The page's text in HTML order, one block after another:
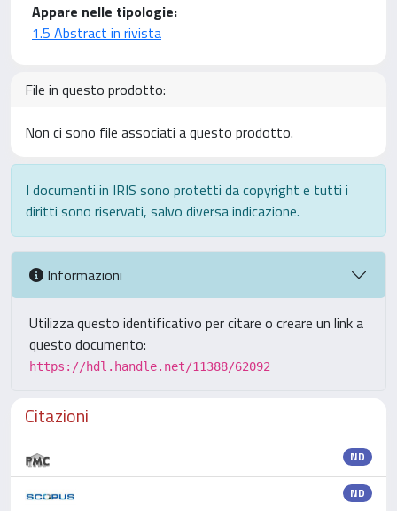
Appare nelle tipologie:
1.5 Abstract in rivista
File in questo prodotto:
Non ci sono file associati a questo prodotto.
I documenti in IRIS sono protetti da copyright e tutti i
diritti sono riservati, salvo diversa indicazione.
Informazioni
Utilizza questo identificativo per citare o creare un link a
questo documento:
https://hdl.handle.net/11388/62092
Citazioni
ND
ND